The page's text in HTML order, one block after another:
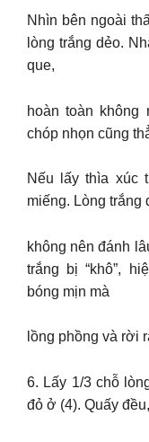
Nhìn bên ngoài
lòng trắng dẻo.
que,
hoàn toàn không
chóp nhọn cũng
Nếu lấy thìa xúc
miếng. Lòng trắng
không nên đánh
trắng bị “khô”,
bóng mịn mà
lồng phồng và rời
6. Lấy 1/3 chỗ
đỏ ở (4). Quấy